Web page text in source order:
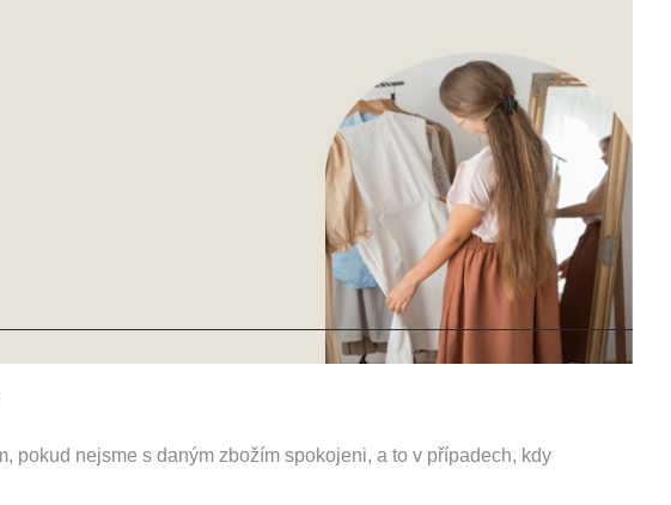
pokud nejsme s daným zbožím spokojeni, a to v případech, kdy